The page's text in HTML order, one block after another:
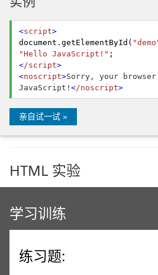
<script>
document. getElementById (
"Hello JavaScript!" ;
</script>
<noscript>Sorry, your
JavaScript! </noscript>
亲自试一试 »
HTML 实验
学习训练
练习题: